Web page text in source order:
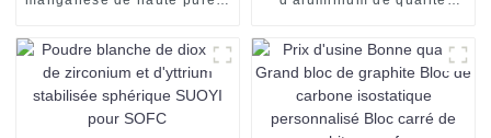
électrolytique à vendre
de poudre d'alumine et de
titane AT40 pour la
projection plasma